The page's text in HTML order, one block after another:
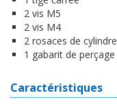
2 vis M5
2 vis M4
2 rosaces de cylindre
1 gabarit de perçage
Caractéristiques